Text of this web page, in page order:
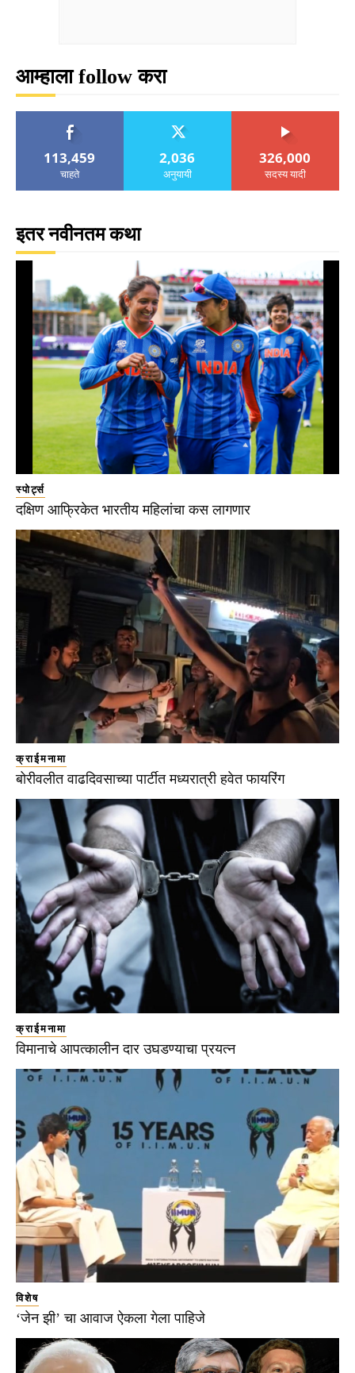
आम्हाला follow करा
113,459
चाहते
2,036
अनुयायी
326,000
सदस्य यादी
इतर नवीनतम कथा
स्पोर्ट्स
दक्षिण आफ्रिकेत भारतीय महिलांचा कस लागणार
क्राईमनामा
बोरीवलीत वाढदिवसाच्या पार्टीत मध्यरात्री हवेत फायरिंग
क्राईमनामा
विमानाचे आपत्कालीन दार उघडण्याचा प्रयत्न
विशेष
‘जेन झी’ चा आवाज ऐकला गेला पाहिजे